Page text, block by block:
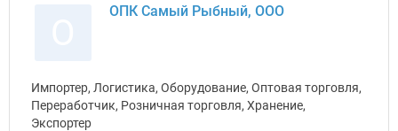
ОПК Самый Рыбный, ООО
Импортер, Логистика, Оборудование, Оптовая торговля,
Переработчик, Розничная торговля, Хранение,
Экспортер